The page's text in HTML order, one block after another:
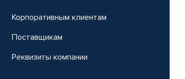
Корпоративным клиентам
Поставщикам
Реквизиты компании